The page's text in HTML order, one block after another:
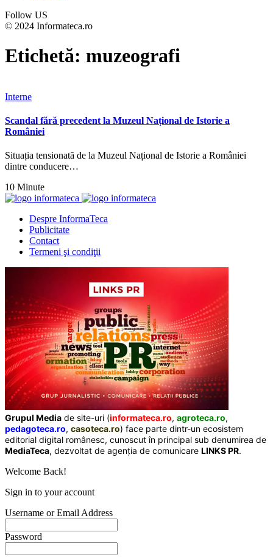
Follow US
© 2024 Informateca.ro
Etichetă: muzeografi
Interne
Scandal fără precedent la Muzeul Național de Istorie a
României
Situația tensionată de la Muzeul Național de Istorie a României
dintre conducere…
10 Minute
Despre InformaTeca
Publicitate
Contact
Termeni şi condiţii
Grupul Media de site-uri (informateca.ro, agroteca.ro,
pedagoteca.ro, casoteca.ro) face parte dintr-un ecosistem
editorial digital românesc, cunoscut în principal sub denumirea de
MediaTeca, dezvoltat de agenția de comunicare LINKS PR.
Welcome Back!
Sign in to your account
Username or Email Address
Password